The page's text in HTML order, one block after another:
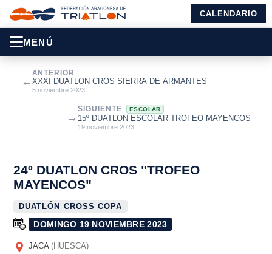
CALENDARIO
MENÚ
←
ANTERIOR
XXXI DUATLON CROS SIERRA DE ARMANTES
5 noviembre 2023
SIGUIENTE ESCOLAR
15º DUATLON ESCOLAR TROFEO MAYENCOS
19 noviembre 2023
→
24º DUATLON CROS "TROFEO
MAYENCOS"
DUATLÓN CROSS COPA
DOMINGO 19 NOVIEMBRE 2023
JACA (HUESCA)